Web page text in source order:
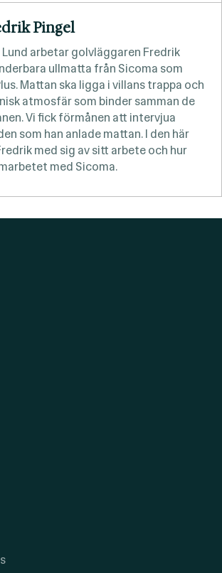
Pingel
Lund arbetar golvläggaren Fredrik
ullmatta från Sicoma som
Mattan ska ligga i villans trappa och
atmosfär som binder samman de
Vi fick förmånen att intervjua
som han anlade mattan. I den här
med sig av sitt arbete och hur
med Sicoma.